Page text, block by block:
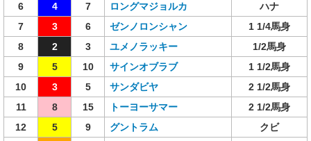
6
4 7 ロングマジョルカ
ハナ
7
3 6 ゼンノロンシャン
1 1/4馬身
8
2 3 ユメノラッキー
1/2馬身
9
5 10 サインオブラブ
1 1/2馬身
10
3 5 サンダビヤ
2 1/2馬身
11
8 15 トーヨーサマー
2 1/2馬身
12
5 9 グントラム
クビ